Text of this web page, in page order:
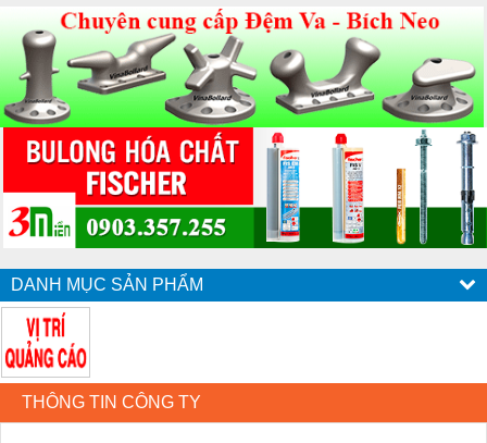
DANH MỤC SẢN PHẨM
THÔNG TIN CÔNG TY